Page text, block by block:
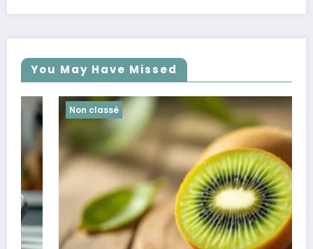
You May Have Missed
Non classé